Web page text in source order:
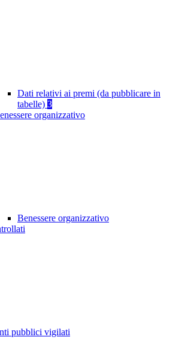
Dati relativi ai premi (da pubblicare in
tabelle) 3
organizzativo
Benessere organizzativo
pubblici vigilati